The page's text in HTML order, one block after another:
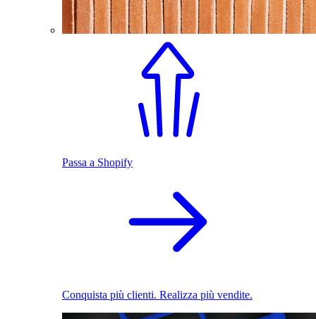
Passa a Shopify
Conquista più clienti. Realizza più vendite.